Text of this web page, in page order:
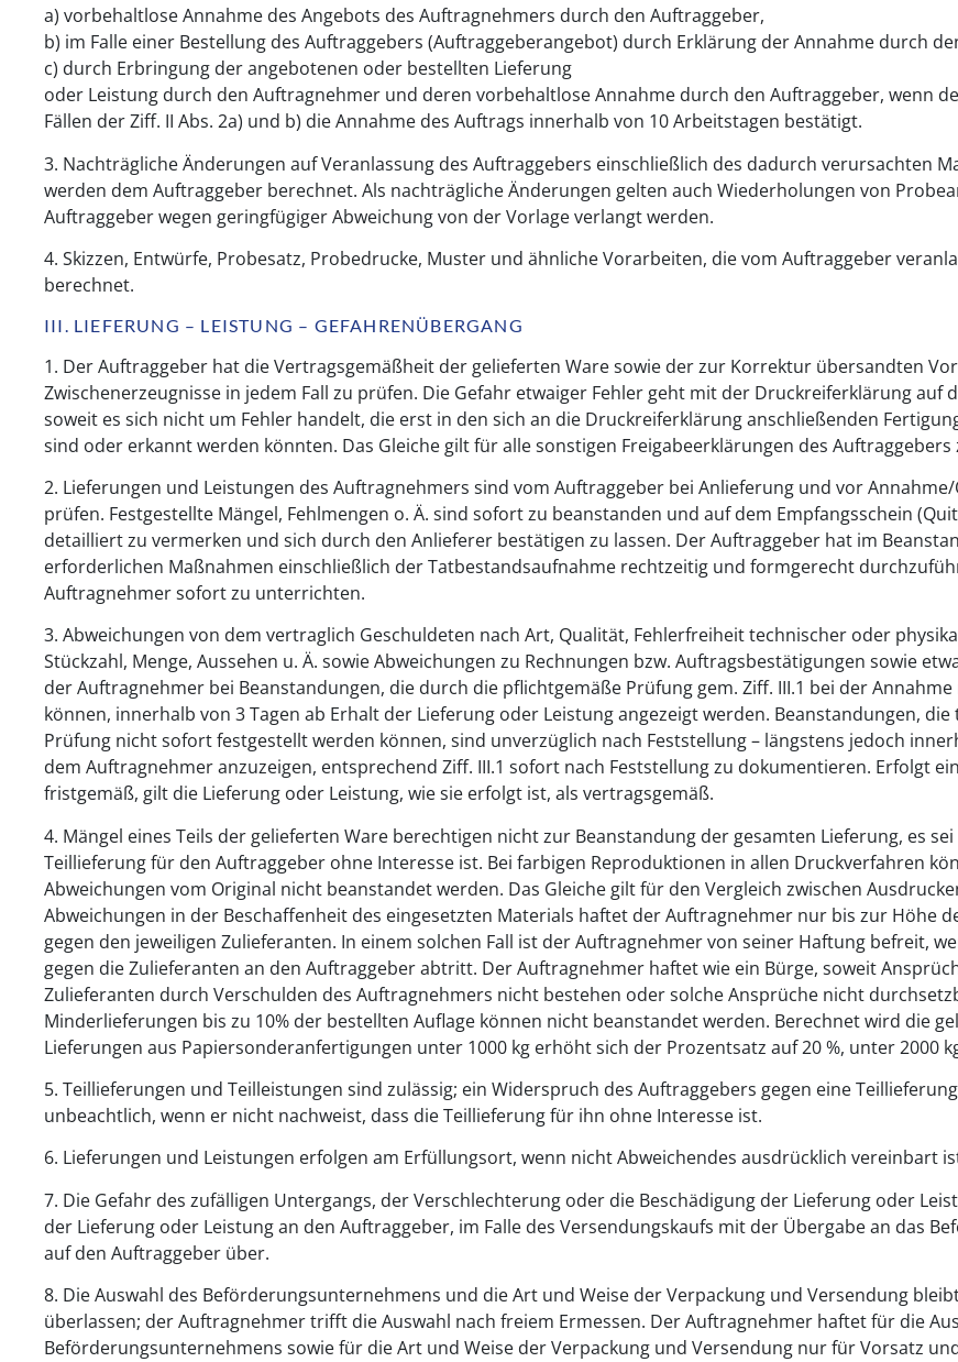
a) vorbehaltlose Annahme des Angebots des Auftragnehmers durch den Auftraggeber,
b) im Falle einer Bestellung des Auftraggebers (Auftraggeberangebot) durch Erklärung der Annahme durch
c) durch Erbringung der angebotenen oder bestellten Lieferung
oder Leistung durch den Auftragnehmer und deren vorbehaltlose Annahme durch den Auftraggeber, wenn
Fällen der Ziff. II Abs. 2a) und b) die Annahme des Auftrags innerhalb von 10 Arbeitstagen bestätigt.
3. Nachträgliche Änderungen auf Veranlassung des Auftraggebers einschließlich des dadurch verursachten
werden dem Auftraggeber berechnet. Als nachträgliche Änderungen gelten auch Wiederholungen von
Auftraggeber wegen geringfügiger Abweichung von der Vorlage verlangt werden.
4. Skizzen, Entwürfe, Probesatz, Probedrucke, Muster und ähnliche Vorarbeiten, die vom Auftraggeber
berechnet.
III. LIEFERUNG – LEISTUNG – GEFAHRENÜBERGANG
1. Der Auftraggeber hat die Vertragsgemäßheit der gelieferten Ware sowie der zur Korrektur übersandten
Zwischenerzeugnisse in jedem Fall zu prüfen. Die Gefahr etwaiger Fehler geht mit der Druckreiferklärung auf
soweit es sich nicht um Fehler handelt, die erst in den sich an die Druckreiferklärung anschließenden
sind oder erkannt werden könnten. Das Gleiche gilt für alle sonstigen Freigabeerklärungen des
2. Lieferungen und Leistungen des Auftragnehmers sind vom Auftraggeber bei Anlieferung und vor
prüfen. Festgestellte Mängel, Fehlmengen o. Ä. sind sofort zu beanstanden und auf dem Empfangsschein
detailliert zu vermerken und sich durch den Anlieferer bestätigen zu lassen. Der Auftraggeber hat im
erforderlichen Maßnahmen einschließlich der Tatbestandsaufnahme rechtzeitig und formgerecht
Auftragnehmer sofort zu unterrichten.
3. Abweichungen von dem vertraglich Geschuldeten nach Art, Qualität, Fehlerfreiheit technischer oder
Stückzahl, Menge, Aussehen u. Ä. sowie Abweichungen zu Rechnungen bzw. Auftragsbestätigungen sowie
der Auftragnehmer bei Beanstandungen, die durch die pflichtgemäße Prüfung gem. Ziff. III.1 bei der
können, innerhalb von 3 Tagen ab Erhalt der Lieferung oder Leistung angezeigt werden. Beanstandungen,
Prüfung nicht sofort festgestellt werden können, sind unverzüglich nach Feststellung – längstens jedoch
dem Auftragnehmer anzuzeigen, entsprechend Ziff. III.1 sofort nach Feststellung zu dokumentieren. Erfolgt
fristgemäß, gilt die Lieferung oder Leistung, wie sie erfolgt ist, als vertragsgemäß.
4. Mängel eines Teils der gelieferten Ware berechtigen nicht zur Beanstandung der gesamten Lieferung, es
Teillieferung für den Auftraggeber ohne Interesse ist. Bei farbigen Reproduktionen in allen Druckverfahren
Abweichungen vom Original nicht beanstandet werden. Das Gleiche gilt für den Vergleich zwischen
Abweichungen in der Beschaffenheit des eingesetzten Materials haftet der Auftragnehmer nur bis zur Höhe
gegen den jeweiligen Zulieferanten. In einem solchen Fall ist der Auftragnehmer von seiner Haftung befreit,
gegen die Zulieferanten an den Auftraggeber abtritt. Der Auftragnehmer haftet wie ein Bürge, soweit
Zulieferanten durch Verschulden des Auftragnehmers nicht bestehen oder solche Ansprüche nicht
Minderlieferungen bis zu 10% der bestellten Auflage können nicht beanstandet werden. Berechnet wird die
Lieferungen aus Papiersonderanfertigungen unter 1000 kg erhöht sich der Prozentsatz auf 20 %, unter 2000
5. Teillieferungen und Teilleistungen sind zulässig; ein Widerspruch des Auftraggebers gegen eine
unbeachtlich, wenn er nicht nachweist, dass die Teillieferung für ihn ohne Interesse ist.
6. Lieferungen und Leistungen erfolgen am Erfüllungsort, wenn nicht Abweichendes ausdrücklich vereinbart
7. Die Gefahr des zufälligen Untergangs, der Verschlechterung oder die Beschädigung der Lieferung oder
der Lieferung oder Leistung an den Auftraggeber, im Falle des Versendungskaufs mit der Übergabe an das
auf den Auftraggeber über.
8. Die Auswahl des Beförderungsunternehmens und die Art und Weise der Verpackung und Versendung
überlassen; der Auftragnehmer trifft die Auswahl nach freiem Ermessen. Der Auftragnehmer haftet für die
Beförderungsunternehmens sowie für die Art und Weise der Verpackung und Versendung nur für Vorsatz